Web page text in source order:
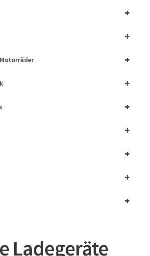
+
+
+
+
+
+
+
+
+
Ladegeräte